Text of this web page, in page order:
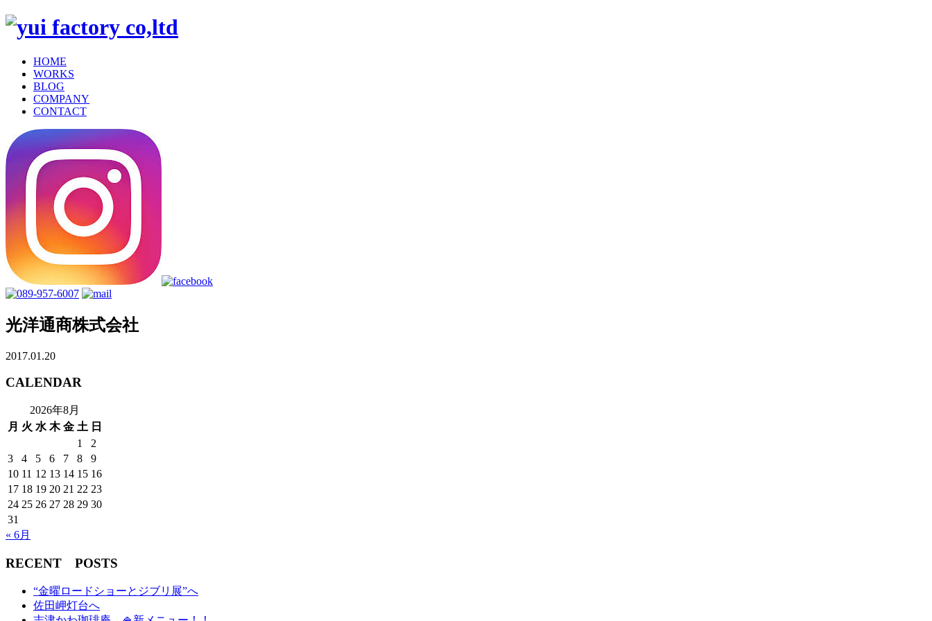
HOME
WORKS
BLOG
COMPANY
CONTACT
光洋通商株式会社
2017.01.20
CALENDAR
2026年8月
月 火 水 木 金 土 日
1
2
3
4 5 6 7 8
9
10 11 12 13 14 15 16
17 18 19 20 21 22 23
24 25 26 27 28 29 30
31
« 6月
RECENT POSTS
“金曜ロードショーとジブリ展”へ
佐田岬灯台へ